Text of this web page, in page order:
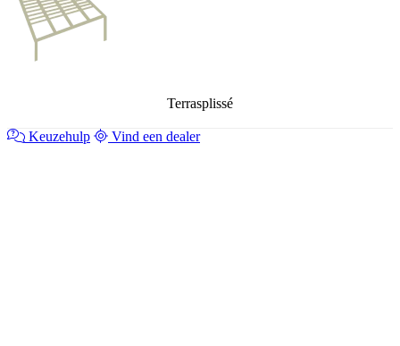
Terrasplissé
Keuzehulp Vind een dealer